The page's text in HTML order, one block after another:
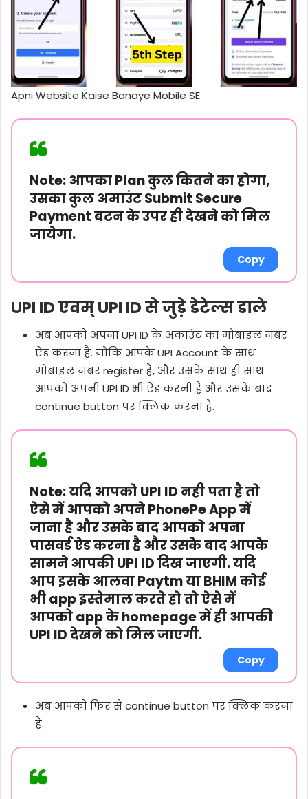
Apni Website Kaise Banaye Mobile SE
Note:आपका Plan कुल कितने का होगा,
उसका कुल अमाउंट Submit Secure
Payment बटन के उपर ही देखने को मिल
जायेगा.
Copy
UPI ID एवम् UPI ID से जुड़े डेटेल्स डाले
अब आपको अपना UPI ID के अकाउंट का मोबाइल नंबर
ऐड करना है. जोकि आपके UPI Account के साथ
मोबाइल नंबर register है, और उसके साथ ही साथ
आपको अपनी UPI ID भी ऐड करनी है और उसके बाद
continue button पर क्लिक करना है.
Note:यदि आपको UPI ID नही पता है तो
ऐसे में आपको अपने PhonePe App में
जाना है और उसके बाद आपको अपना
पासवर्ड ऐड करना है और उसके बाद आपके
सामने आपकी UPI ID दिख जाएगी. यदि
आप इसके आलवा Paytm या BHIM कोई
भी app इस्तेमाल करते हो तो ऐसे में
आपको app के homepage में ही आपकी
UPI ID देखने को मिल जाएगी.
Copy
अब आपको फिर से continue button पर क्लिक करना
है.